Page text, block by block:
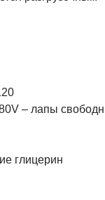
– лапы
глицерин